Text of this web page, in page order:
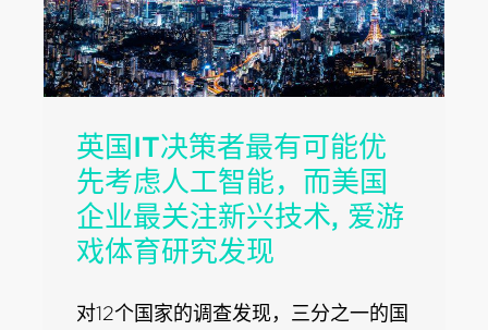
英国IT决策者最有可能优
先考虑人工智能，而美国
企业最关注新兴技术, 爱游
戏体育研究发现
对12个国家的调查发现，三分之一的国